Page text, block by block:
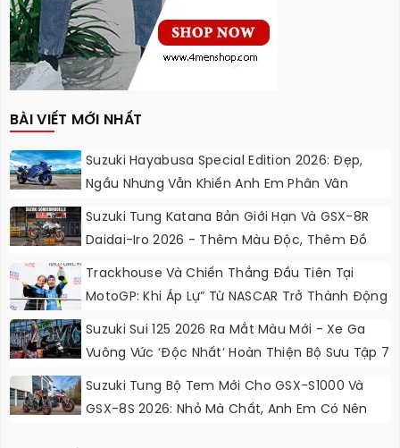
BÀI VIẾT MỚI NHẤT
Suzuki Hayabusa Special Edition 2026: Đẹp,
Ngầu Nhưng Vẫn Khiến Anh Em Phân Vân
Suzuki Tung Katana Bản Giới Hạn Và GSX-8R
Daidai-Iro 2026 - Thêm Màu Độc, Thêm Đồ
Chơi, Thêm Cá Tính
Trackhouse Và Chiến Thắng Đầu Tiên Tại
MotoGP: Khi Áp Lự” Từ NASCAR Trở Thành Động
Suzuki Sui 125 2026 Ra Mắt Màu Mới - Xe Ga
Vuông Vức ‘độc Nhất’ Hoàn Thiện Bộ Sưu Tập 7
Suzuki Tung Bộ Tem Mới Cho GSX-S1000 Và
GSX-8S 2026: Nhỏ Mà Chất, Anh Em Có Nên